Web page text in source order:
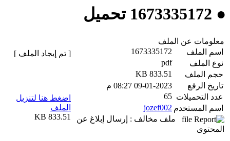
● 1673335172 تحميل
معلومات عن الملف
اسم الملف
1673335172
نوع الملف
pdf
حجم الملف
833.51 KB
تاريخ الرفع
09-01-2023 08:27 م
عدد التحميلات 65
اسم المستخدم jozef002
ملف مخالف : إرسال إبلاغ عن
المحتوى
[ تم إيجاد الملف ]
اضغط هنا لتنزيل
الملف
833.51 KB